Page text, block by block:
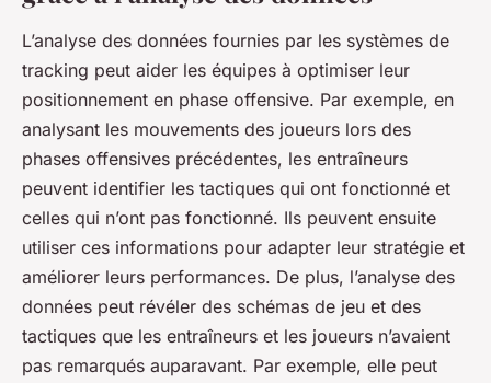
L’analyse des données fournies par les systèmes de
tracking peut aider les équipes à optimiser leur
positionnement en phase offensive. Par exemple, en
analysant les mouvements des joueurs lors des
phases offensives précédentes, les entraîneurs
peuvent identifier les tactiques qui ont fonctionné et
celles qui n’ont pas fonctionné. Ils peuvent ensuite
utiliser ces informations pour adapter leur stratégie et
améliorer leurs performances. De plus, l’analyse des
données peut révéler des schémas de jeu et des
tactiques que les entraîneurs et les joueurs n’avaient
pas remarqués auparavant. Par exemple, elle peut